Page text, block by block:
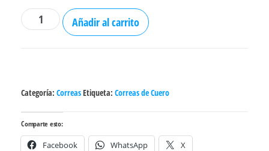
S/ 99.00.S/ 89.00.
Correa
100%
punk
rock
cantidad
Añadir al carrito
Categoría: CorreasEtiqueta: Correas de Cuero
Comparte esto:
Facebook WhatsApp X